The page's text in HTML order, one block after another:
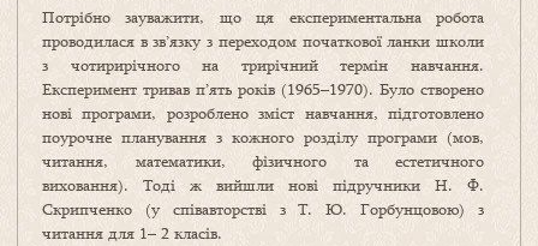
Потрібно зауважити, що ця експериментальна робота
проводилася в зв’язку з переходом початкової ланки школи
з чотирирічного на трирічний термін навчання.
Експеримент тривав п’ять років (1965–1970). Було створено
нові програми, розроблено зміст навчання, підготовлено
поурочне планування з кожного розділу програми (мов,
читання, математики, фізичного та естетичного
виховання). Тоді ж вийшли нові підручники Н. Ф.
Скрипченко (у співавторстві з Т. Ю. Горбунцовою) з
читання для 1– 2 класів.